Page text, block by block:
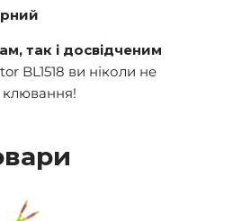
так і досвідченим
BL1518 ви ніколи не
клювання!